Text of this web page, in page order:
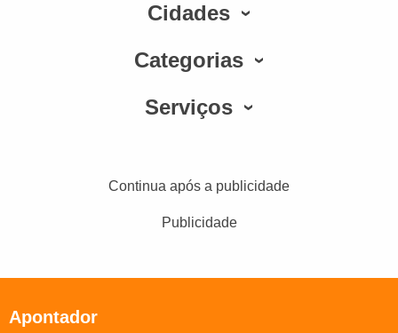
Cidades
Categorias
Serviços
Continua após a publicidade
Publicidade
Apontador